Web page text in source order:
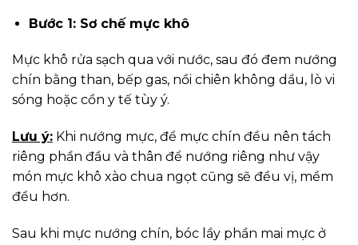
Bước 1: Sơ chế mực khô
Mực khô rửa sạch qua với nước, sau đó đem nướng
chín bằng than, bếp gas, nồi chiên không dầu, lò vi
sóng hoặc cồn y tế tùy ý.
Lưu ý: Khi nướng mực, để mực chín đều nên tách
riêng phần đầu và thân để nướng riêng như vậy
món mực khô xào chua ngọt cũng sẽ đều vị, mềm
đều hơn.
Sau khi mực nướng chín, bóc lầy phần mai mực ở